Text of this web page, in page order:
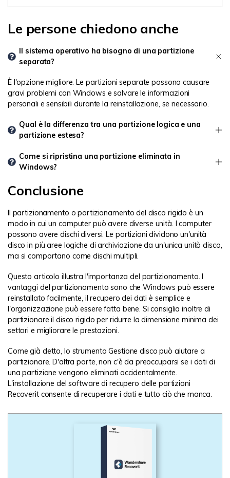
Le persone chiedono anche
Il sistema operativo ha bisogno di una partizione
separata?
È l'opzione migliore. Le partizioni separate possono causare
gravi problemi con Windows e salvare le informazioni
personali e sensibili durante la reinstallazione, se necessario.
Qual è la differenza tra una partizione logica e una
partizione estesa?
Come si ripristina una partizione eliminata in
Windows?
Conclusione
Il partizionamento o partizionamento del disco rigido è un
modo in cui un computer può avere diverse unità. I computer
possono avere dischi diversi. Le partizioni dividono un'unità
disco in più aree logiche di archiviazione da un'unica unità disco,
ma si comportano come dischi multipli.
Questo articolo illustra l'importanza del partizionamento. I
vantaggi del partizionamento sono che Windows può essere
reinstallato facilmente, il recupero dei dati è semplice e
l'organizzazione può essere fatta bene. Si consiglia inoltre di
partizionare il disco rigido per ridurre la dimensione minima dei
settori e migliorare le prestazioni.
Come già detto, lo strumento Gestione disco può aiutare a
partizionare. D'altra parte, non c'è da preoccuparsi se i dati di
una partizione vengono eliminati accidentalmente.
L'installazione del software di recupero delle partizioni
Recoverit consente di recuperare i dati e tutto ciò che manca.